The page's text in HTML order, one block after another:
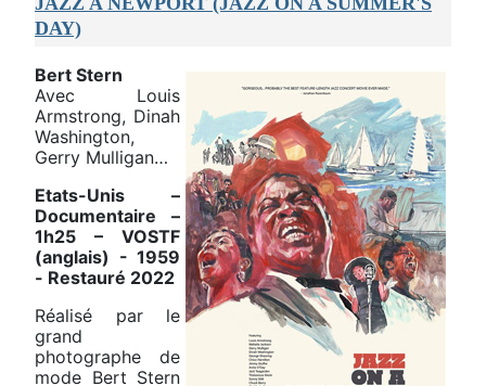
DAY)
Bert Stern
Avec Louis
Armstrong, Dinah
Washington,
Gerry Mulligan…
Etats-Unis –
Documentaire –
1h25 – VOSTF
(anglais) - 1959
- Restauré 2022
Réalisé par le
grand
photographe de
mode Bert Stern